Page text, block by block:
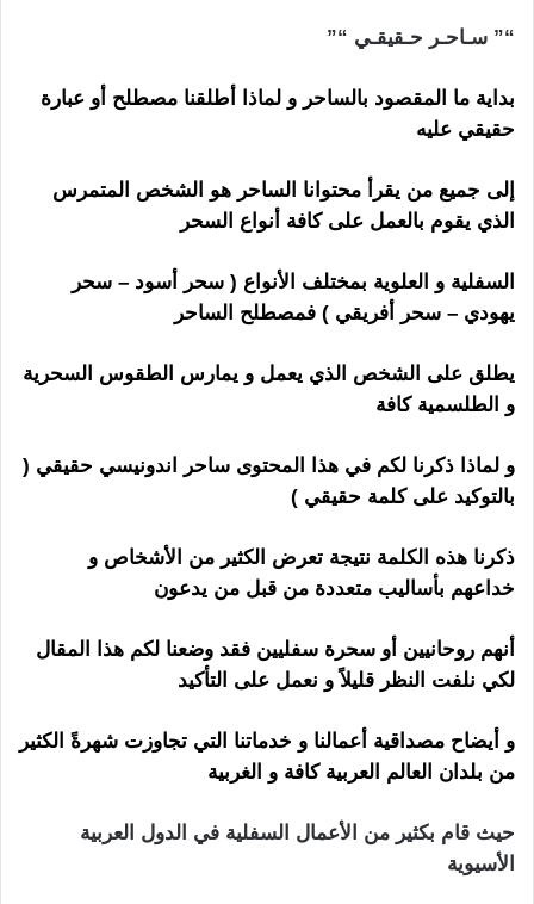
“” سـاحـر حـقيقـي “”
بداية ما المقصود بالساحر و لماذا أطلقنا مصطلح أو عبارة
حقيقي عليه
إلى جميع من يقرأ محتوانا الساحر هو الشخص المتمرس
الذي يقوم بالعمل على كافة أنواع السحر
السفلية و العلوية بمختلف الأنواع ( سحر أسود – سحر
يهودي – سحر أفريقي ) فمصطلح الساحر
يطلق على الشخص الذي يعمل و يمارس الطقوس السحرية
و الطلسمية كافة
و لماذا ذكرنا لكم في هذا المحتوى ساحر اندونيسي حقيقي (
بالتوكيد على كلمة حقيقي )
ذكرنا هذه الكلمة نتيجة تعرض الكثير من الأشخاص و
خداعهم بأساليب متعددة من قبل من يدعون
أنهم روحانيين أو سحرة سفليين فقد وضعنا لكم هذا المقال
لكي نلفت النظر قليلاً و نعمل على التأكيد
و أيضاح مصداقية أعمالنا و خدماتنا التي تجاوزت شهرةً الكثير
من بلدان العالم العربية كافة و الغربية
حيث قام بكثير من الأعمال السفلية في الدول العربية
الأسيوية